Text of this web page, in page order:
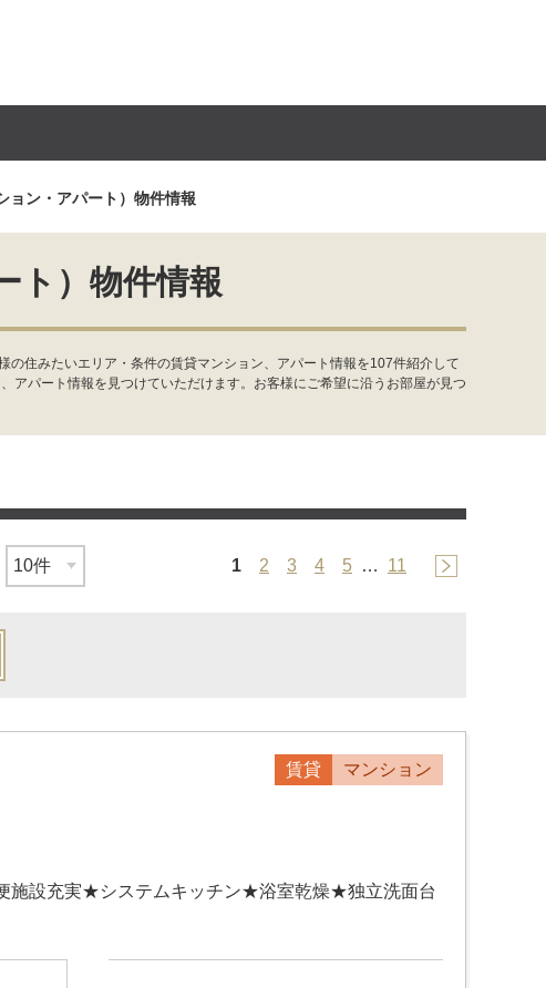
ョン・アパート）物件情報
ト）物件情報
住みたいエリア・条件の賃貸マンション、アパート情報を107件紹介して
アパート情報を見つけていただけます。お客様にご希望に沿うお部屋が見つ
1 2 3 4 5 … 11
賃貸 マンション
施設充実★システムキッチン★浴室乾燥★独立洗面台